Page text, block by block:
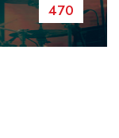
470